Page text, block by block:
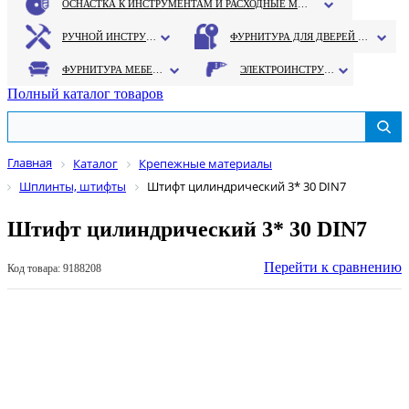
Полный каталог товаров
Главная Каталог
Крепежные материалы
Шплинты, штифты
Штифт цилиндрический 3* 30 DIN7
Штифт цилиндрический 3* 30 DIN7
Код товара: 9188208 Перейти к сравнению